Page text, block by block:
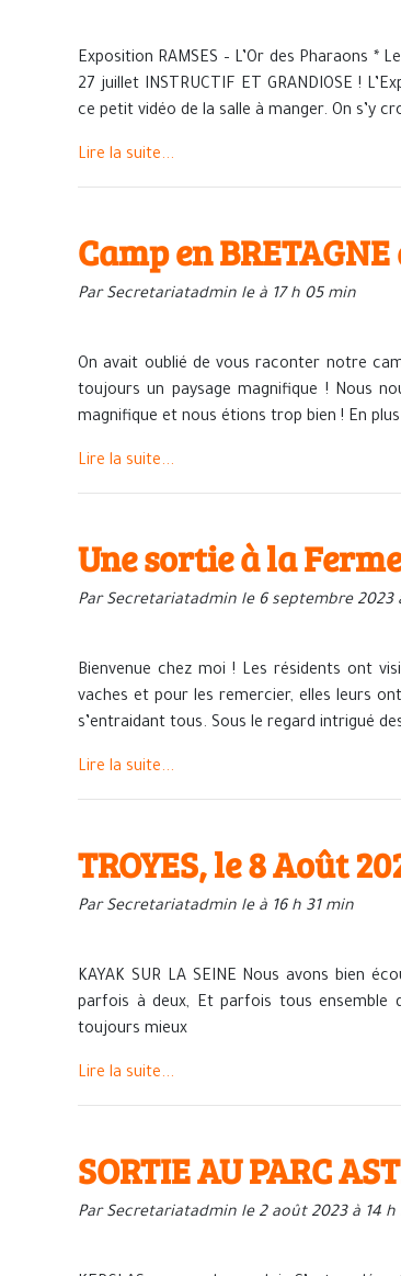
Exposition RAMSES – L’Or des Pharaons *
27 juillet INSTRUCTIF ET GRANDIOSE !
ce petit vidéo de la salle à manger. On s’y
Lire la suite...
Camp en
Par Secretariatadmin le à 17 h 05 min
On avait oublié de vous raconter notre
toujours un paysage magnifique ! Nous
magnifique et nous étions trop bien ! En
Lire la suite...
Une sortie à la
Par Secretariatadmin le 6 septembre 2023
Bienvenue chez moi ! Les résidents ont
vaches et pour les remercier, elles leurs
s’entraidant tous. Sous le regard intrigué
Lire la suite...
TROYES, le 8 Août
Par Secretariatadmin le à 16 h 31 min
KAYAK SUR LA SEINE Nous avons bien
parfois à deux, Et parfois tous ensemble
toujours mieux
Lire la suite...
SORTIE AU PARC
Par Secretariatadmin le 2 août 2023 à 14 h